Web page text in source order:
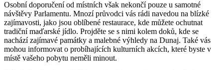
Osobní doporučení od místních však nekončí pouze u samotné
návštěvy Parlamentu. Mnozí průvodci vás rádi navedou na blízké
zajímavosti, jako jsou oblíbené restaurace, kde můžete ochutnat
tradiční maďarské jídlo. Projděte se s nimi kolem doků, kde se
nachází zajímavé památky a malebné výhledy na Dunaj. Také vás
mohou informovat o probíhajících kulturních akcích, které byste v
místě vašeho pobytu neměli minout.